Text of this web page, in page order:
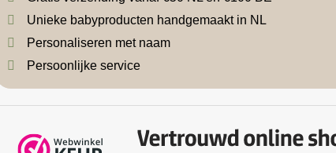
Unieke babyproducten handgemaakt in NL
Personaliseren met naam
Persoonlijke service